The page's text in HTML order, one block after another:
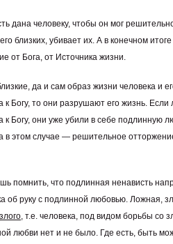
дана человеку, чтобы он мог
близких, убивает их. А в конечном
от Бога, от Источника жизни.
да и сам образ жизни человека и
к Богу, то они разрушают его жизнь.
к Богу, они уже убили в себе подлинную
в этом случае — решительное
помнить, что подлинная ненависть
об руку с подлинной любовью. Ложная,
злого, т.е. человека, под видом борьбы со
любви нет и не было. Где есть, быть